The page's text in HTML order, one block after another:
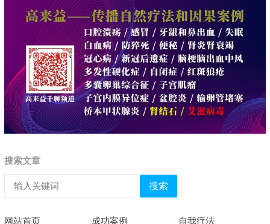
搜索文章
搜索
网站首页 成功案例 自我疗法